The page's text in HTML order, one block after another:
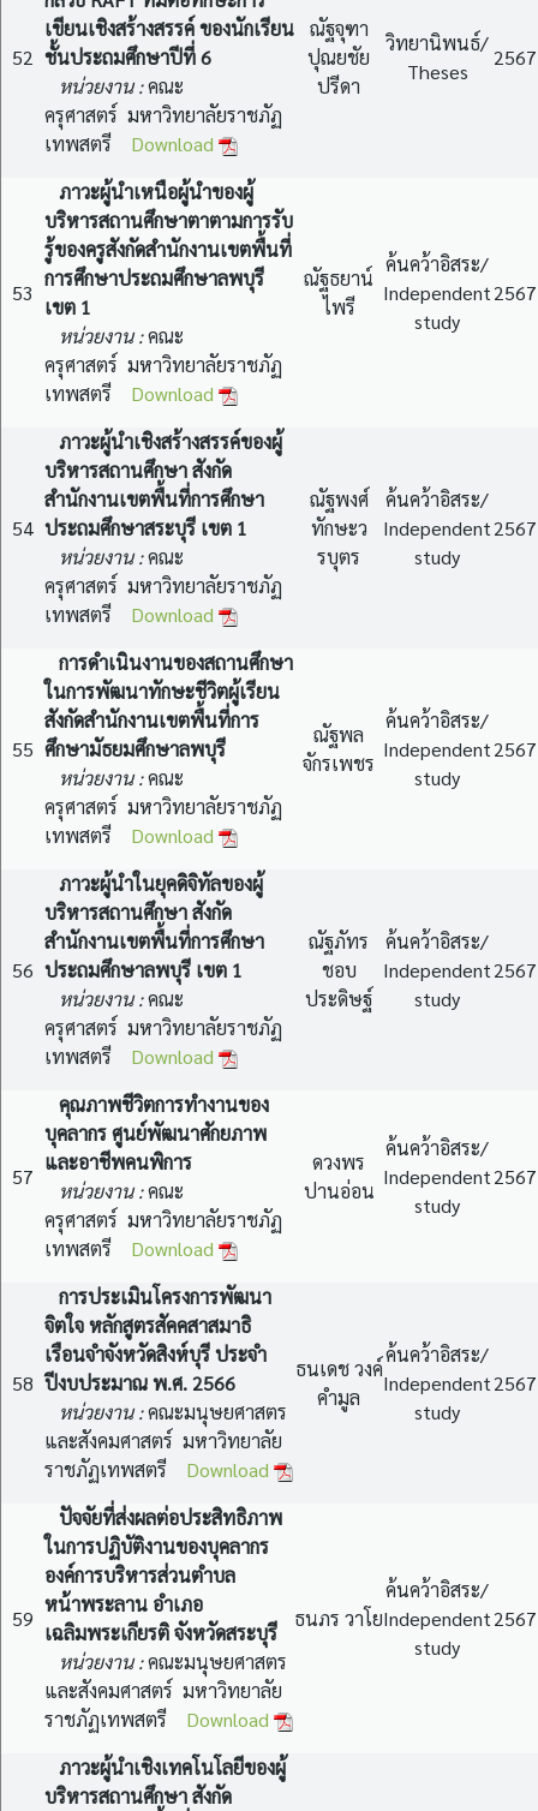
52
เขียนเชิงสร้างสรรค์ ของนักเรียน
ชั้นประถมศึกษาปีที่ 6
หน่วยงาน :คณะ
ครุศาสตร์ มหาวิทยาลัยราชภัฏ
เทพสตรี Download
ณัฐจุฑา
ปุณยชัย
ปรีดา
วิทยานิพนธ์/
Theses
2567
53
ภาวะผู้นำเหนือผู้นำของผู้
บริหารสถานศึกษาตาตามการรับ
รู้ของครูสังกัดสำนักงานเขตพื้นที่
การศึกษาประถมศึกษาลพบุรี
เขต 1
หน่วยงาน :คณะ
ครุศาสตร์ มหาวิทยาลัยราชภัฏ
เทพสตรี Download
ณัฐธยาน์
ไพรี
ค้นคว้าอิสระ/
Independent
study
2567
54
ภาวะผู้นำเชิงสร้างสรรค์ของผู้
บริหารสถานศึกษา สังกัด
สำนักงานเขตพื้นที่การศึกษา
ประถมศึกษาสระบุรี เขต 1
หน่วยงาน :คณะ
ครุศาสตร์ มหาวิทยาลัยราชภัฏ
เทพสตรี Download
ณัฐพงศ์
ทักษะว
รบุตร
ค้นคว้าอิสระ/
Independent
study
2567
55
การดำเนินงานของสถานศึกษา
ในการพัฒนาทักษะชีวิตผู้เรียน
สังกัดสำนักงานเขตพื้นที่การ
ศึกษามัธยมศึกษาลพบุรี
หน่วยงาน :คณะ
ครุศาสตร์ มหาวิทยาลัยราชภัฏ
เทพสตรี Download
ณัฐพล
จักรเพชร
ค้นคว้าอิสระ/
Independent
study
2567
56
ภาวะผู้นำในยุคดิจิทัลของผู้
บริหารสถานศึกษา สังกัด
สำนักงานเขตพื้นที่การศึกษา
ประถมศึกษาลพบุรี เขต 1
หน่วยงาน :คณะ
ครุศาสตร์ มหาวิทยาลัยราชภัฏ
เทพสตรี Download
ณัฐภัทร
ชอบ
ประดิษฐ์
ค้นคว้าอิสระ/
Independent
study
2567
57
คุณภาพชีวิตการทำงานของ
บุคลากร ศูนย์พัฒนาศักยภาพ
และอาชีพคนพิการ
หน่วยงาน :คณะ
ครุศาสตร์ มหาวิทยาลัยราชภัฏ
เทพสตรี Download
ดวงพร
ปานอ่อน
ค้นคว้าอิสระ/
Independent
study
2567
58
การประเมินโครงการพัฒนา
จิตใจ หลักสูตรสัคคสาสมาธิ
เรือนจำจังหวัดสิงห์บุรี ประจำ
ปีงบประมาณ พ.ศ. 2566
หน่วยงาน :คณะมนุษยศาสตร
และสังคมศาสตร์ มหาวิทยาลัย
ราชภัฏเทพสตรี Download
ธนเดช วงค์
คำมูล
ค้นคว้าอิสระ/
Independent
study
2567
59
ปัจจัยที่ส่งผลต่อประสิทธิภาพ
ในการปฏิบัติงานของบุคลากร
องค์การบริหารส่วนตำบล
หน้าพระลาน อำเภอ
เฉลิมพระเกียรติ จังหวัดสระบุรี
หน่วยงาน :คณะมนุษยศาสตร
และสังคมศาสตร์ มหาวิทยาลัย
ราชภัฏเทพสตรี Download
ธนภร วาโย
ค้นคว้าอิสระ/
Independent
study
2567
ภาวะผู้นำเชิงเทคโนโลยีของผู้
บริหารสถานศึกษา สังกัด